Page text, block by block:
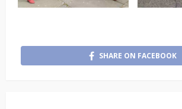
SHARE ON FACEBOOK